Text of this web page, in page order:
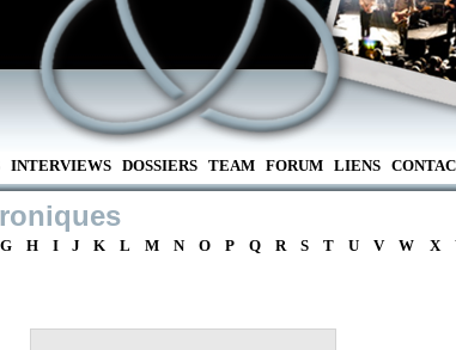
INTERVIEWS DOSSIERS TEAM FORUM LIENS
G H I J K L M N O P Q R S T U V W X